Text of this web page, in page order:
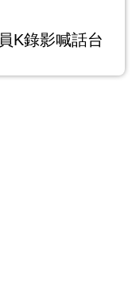
K錄影喊話台